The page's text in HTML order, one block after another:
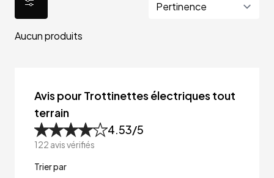
Aucun produits
Avis pour Trottinettes électriques tout
terrain
4.53/5
122 avis vérifiés
Trier par